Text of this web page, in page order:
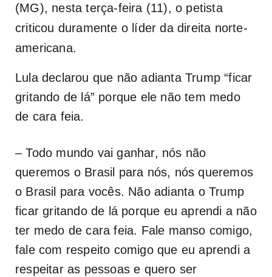
(MG), nesta terça-feira (11), o petista
criticou duramente o líder da direita norte-
americana.
Lula declarou que não adianta Trump “ficar
gritando de lá” porque ele não tem medo
de cara feia.
– Todo mundo vai ganhar, nós não
queremos o Brasil para nós, nós queremos
o Brasil para vocês. Não adianta o Trump
ficar gritando de lá porque eu aprendi a não
ter medo de cara feia. Fale manso comigo,
fale com respeito comigo que eu aprendi a
respeitar as pessoas e quero ser